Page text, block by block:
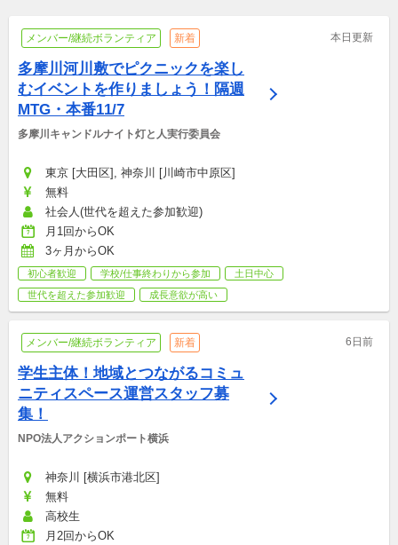
メンバー/継続ボランティア 新着 本日更新
多摩川河川敷でピクニックを楽し
むイベントを作りましょう！隔週
MTG・本番11/7
多摩川キャンドルナイト灯と人実行委員会
東京 [大田区], 神奈川 [川崎市中原区]
無料
社会人(世代を超えた参加歓迎)
月1回からOK
3ヶ月からOK
初心者歓迎 学校/仕事終わりから参加
土日中心
世代を超えた参加歓迎
成長意欲が高い
メンバー/継続ボランティア 新着 6日前
学生主体！地域とつながるコミュ
ニティスペース運営スタッフ募
集！
NPO法人アクションポート横浜
神奈川 [横浜市港北区]
無料
高校生
月2回からOK